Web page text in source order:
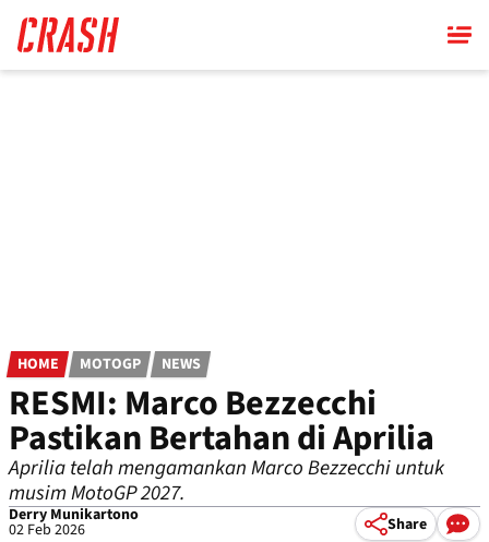
main
content
HOME MOTOGP NEWS
RESMI: Marco Bezzecchi
Pastikan Bertahan di Aprilia
Aprilia telah mengamankan Marco Bezzecchi untuk
musim MotoGP 2027.
Derry Munikartono
02 Feb 2026 Share